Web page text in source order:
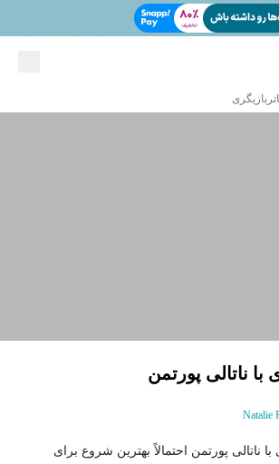
بازیگری
ناتالی پورتمن
Natalie
ناتالی پورتمن احتمالاً بهترین شروع برای